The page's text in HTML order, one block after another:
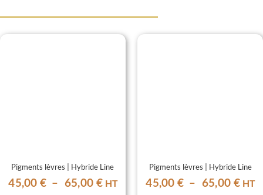
Pigments lèvres | Hybride Line
45,00€ – 65,00 €Plage
HT
Pigments lèvres | Hybride Line
45,00€ – 65,00 € HT